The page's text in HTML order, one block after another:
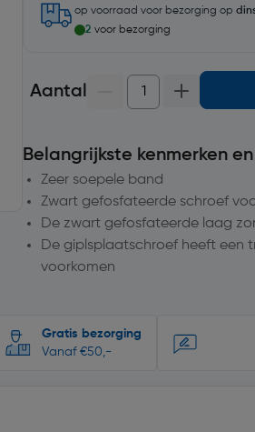
op voorraad voor bezorging op
2 voor bezorging
Aantal
Belangrijkste kenmerken
Zeer soepele band
Zwart gefosfateerde schroef
De zwart gefosfateerde laag
De giplsplaatschroef heeft een
voorkomen
Gratis bezorging
Vanaf €50,-